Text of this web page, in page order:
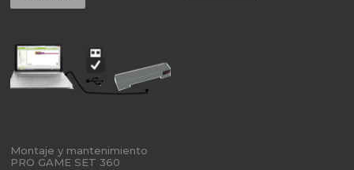
Montaje y mantenimiento
PRO GAME SET 360